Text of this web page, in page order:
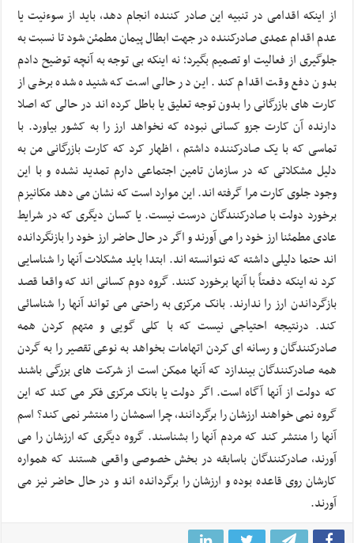
از اینکه اقدامی در تنبیه این صادر کننده انجام دهد، باید از سوءنیت یا
عدم اقدام عمدی صادرکننده در جهت ابطال پیمان مطمئن شود تا نسبت به
جلوگیری از فعالیت او تصمیم بگیرد؛ نه اینکه بی توجه به آنچه توضیح دادم
بدون دفع وقت اقدام کند. این در حالی است که شنیده شده برخی از
کارت های بازرگانی را بدون توجه تعلیق یا باطل کرده اند در حالی که اصلا
دارنده آن کارت جزو کسانی نبوده که نخواهد ارز را به کشور بیاورد. با
تماسی که با یک صادرکننده داشتم ، اظهار کرد که کارت بازرگانی من به
دلیل مشکلاتی که در سازمان تامین اجتماعی دارم تمدید نشده و با این
وجود جلوی کارت مرا گرفته اند. این موارد است که نشان می دهد مکانیزم
برخورد دولت با صادرکنندگان درست نیست. یا کسان دیگری که در شرایط
عادی مطمئنا ارز خود را می آورند و اگر در حال حاضر ارز خود را بازنگردانده
اند حتما دلیلی داشته که نتوانسته اند. ابتدا باید مشکلات آنها را شناسایی
کرد نه اینکه دفعتاً با آنها برخورد کنند. گروه دوم کسانی اند که واقعا قصد
بازگرداندن ارز را ندارند. بانک مرکزی به راحتی می تواند آنها را شناسائی
کند. درنتیجه احتیاجی نیست که با کلی گویی و متهم کردن همه
صادرکنندگان و رسانه ای کردن اتهامات بخواهد به نوعی تقصیر را به گردن
همه صادرکنندگان بیندازد که آنها ممکن است از شرکت های بزرگی باشند
که دولت از آنها آگاه است. اگر دولت یا بانک مرکزی فکر می کند که این
گروه نمی خواهند ارزشان را برگردانند، چرا اسمشان را منتشر نمی کند؟ اسم
آنها را منتشر کند که مردم آنها را بشناسند. گروه دیگری که ارزشان را می
آورند، صادرکنندگان باسابقه در بخش خصوصی واقعی هستند که همواره
کارشان روی قاعده بوده و ارزشان را برگردانده اند و در حال حاضر نیز می
آورند.